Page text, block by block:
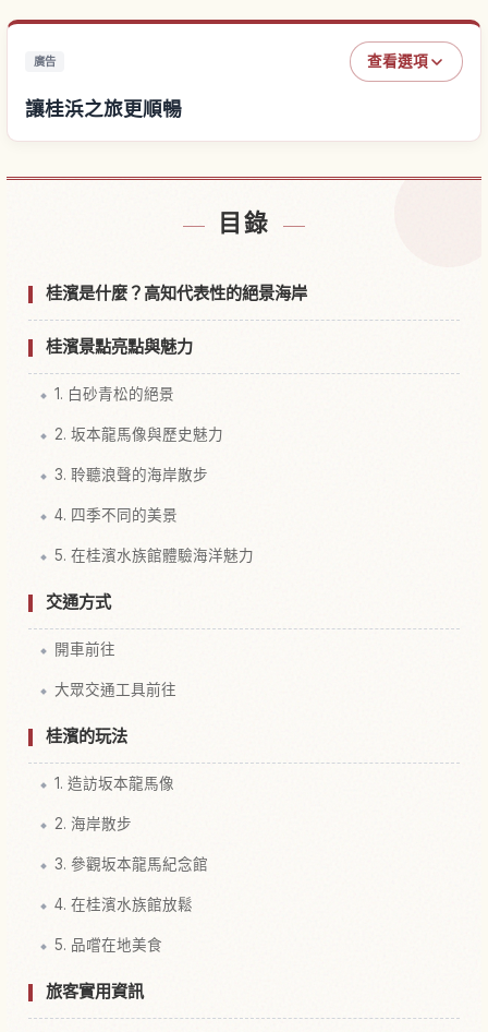
廣告 查看選項
讓桂浜之旅更順暢
目錄
桂濱是什麼？高知代表性的絕景海岸
桂濱景點亮點與魅力
1. 白砂青松的絕景
2. 坂本龍馬像與歷史魅力
3. 聆聽浪聲的海岸散步
4. 四季不同的美景
5. 在桂濱水族館體驗海洋魅力
交通方式
開車前往
大眾交通工具前往
桂濱的玩法
1. 造訪坂本龍馬像
2. 海岸散步
3. 參觀坂本龍馬紀念館
4. 在桂濱水族館放鬆
5. 品嚐在地美食
旅客實用資訊